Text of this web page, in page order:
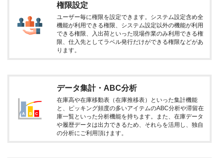
権限設定
ユーザー毎に権限を設定できます。システム設定含め全
機能が利用できる権限、システム設定以外の機能が利用
できる権限、入出荷といった現場作業のみ利用できる権
限、仕入先としてラベル発行だけができる権限などがあ
ります。
データ集計・ABC分析
在庫高や在庫移動表（在庫推移表）といった集計機能
と、ピッキング頻度の多いアイテムのABC分析や滞留在
庫一覧といった分析機能を持ちます。また、在庫データ
や履歴データは出力できるため、それらを活用し、独自
の分析にご利用頂けます。